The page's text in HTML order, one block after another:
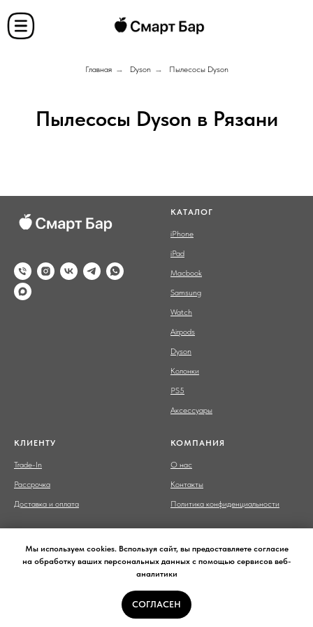
Главная → Dyson → Пылесосы Dyson
Пылесосы Dyson в Рязани
КАТАЛОГ
iPhone
iPad
Macbook
Samsung
Watch
Airpods
Dyson
Колонки
PS5
Аксессуары
КЛИЕНТУ
Trade-In
Рассрочка
Доставка и оплата
КОМПАНИЯ
О нас
Контакты
Политика конфиденциальности
Сайт носит сугубо информационный характер и не является
определяемой Статьей 437 (2) ГК РФ.
© 2017-2026 Смарт Бар
Мы используем cookies. Bспользуя сайт, вы предоставляете согласие
на обработку ваших персональных данных с помощью сервисов веб-
аналитики
СОГЛАСЕН